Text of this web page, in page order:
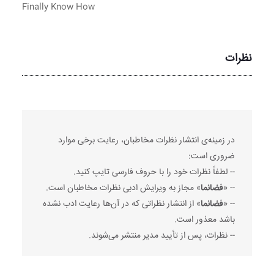
Finally Know How
نظرات
در زمینه‌ی انتشار نظرات مخاطبان، رعایت برخی موارد
ضروری است:
-- لطفاً نظرات خود را با حروف فارسی تایپ کنید.
-- «فضانما» مجاز به ویرایش ادبی نظرات مخاطبان است.
-- «فضانما» از انتشار نظراتی که در آن‌ها رعایت ادب نشده
باشد معذور است.
-- نظرات، پس از تأیید مدیر منتشر می‌شوند.